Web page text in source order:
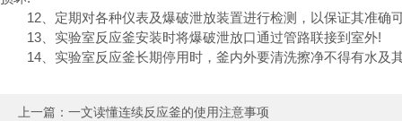
12、定期对各种仪表及爆破泄放装置进行检测，以保证其准确
13、实验室反应釜安装时将爆破泄放口通过管路联接到室外!
14、实验室反应釜长期停用时，釜内外要清洗擦净不得有水及
上一篇： 一文读懂连续反应釜的使用注意事项